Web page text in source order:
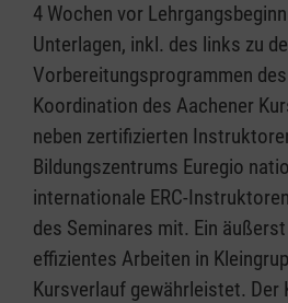
4 Wochen vor
Unterlagen, inkl. des links zu
Vorbereitungsprogrammen des
Koordination des Aachener
neben zertifizierten
Bildungszentrums Euregio
internationale ERC-
des Seminares mit. Ein
effizientes Arbeiten in
Kursverlauf gewährleistet. Der